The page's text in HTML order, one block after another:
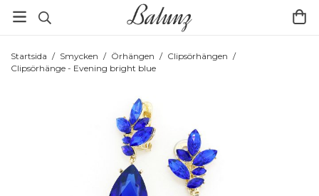
Startsida / Smycken / Örhängen / Clipsörhängen /
Clipsörhänge - Evening bright blue